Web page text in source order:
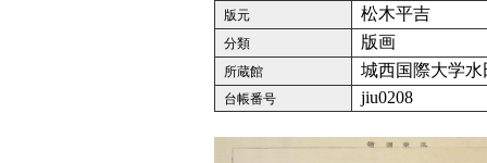
版元 松木平吉
分類 版画
所蔵館 城西国際大学水
台帳番号 jiu0208